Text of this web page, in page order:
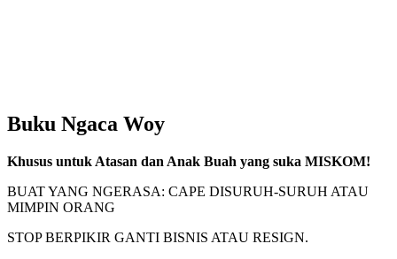
Buku Ngaca Woy
Khusus untuk Atasan dan Anak Buah yang suka MISKOM!
BUAT YANG NGERASA: CAPE DISURUH-SURUH ATAU
MIMPIN ORANG
STOP BERPIKIR GANTI BISNIS ATAU RESIGN.